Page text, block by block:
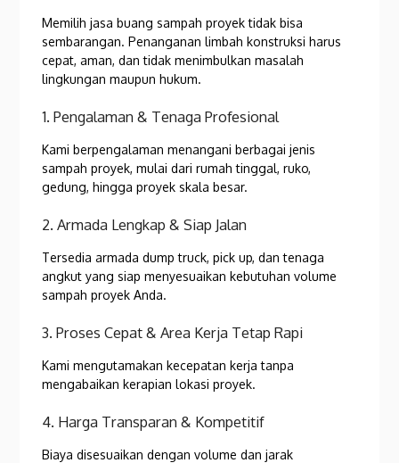
Memilih jasa buang sampah proyek tidak bisa
sembarangan. Penanganan limbah konstruksi harus
cepat, aman, dan tidak menimbulkan masalah
lingkungan maupun hukum.
1. Pengalaman & Tenaga Profesional
Kami berpengalaman menangani berbagai jenis
sampah proyek, mulai dari rumah tinggal, ruko,
gedung, hingga proyek skala besar.
2. Armada Lengkap & Siap Jalan
Tersedia armada dump truck, pick up, dan tenaga
angkut yang siap menyesuaikan kebutuhan volume
sampah proyek Anda.
3. Proses Cepat & Area Kerja Tetap Rapi
Kami mengutamakan kecepatan kerja tanpa
mengabaikan kerapian lokasi proyek.
4. Harga Transparan & Kompetitif
Biaya disesuaikan dengan volume dan jarak